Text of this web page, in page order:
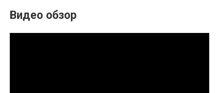
Видео обзор